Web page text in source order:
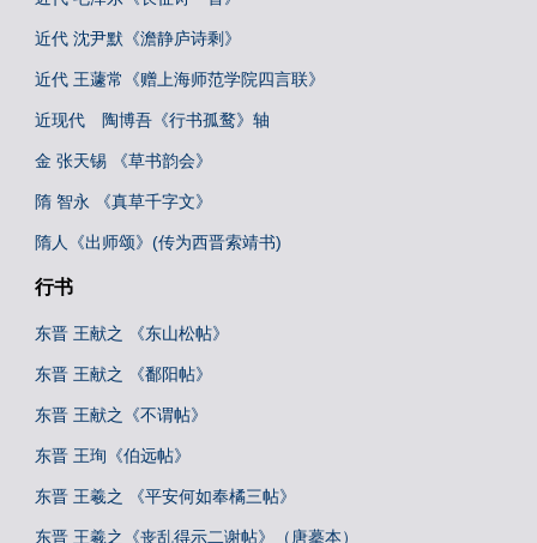
近代 沈尹默《澹静庐诗剩》
近代 王蘧常《赠上海师范学院四言联》
近现代 陶博吾《行书孤鹜》轴
金 张天锡 《草书韵会》
隋 智永 《真草千字文》
隋人《出师颂》(传为西晋索靖书)
行书
东晋 王献之 《东山松帖》
东晋 王献之 《鄱阳帖》
东晋 王献之《不谓帖》
东晋 王珣《伯远帖》
东晋 王羲之 《平安何如奉橘三帖》
东晋 王羲之《丧乱得示二谢帖》（唐摹本）